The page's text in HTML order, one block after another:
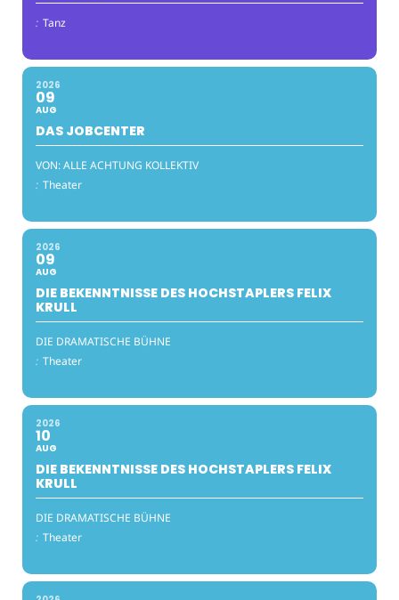
: Tanz
2026
09
AUG
DAS JOBCENTER
VON: ALLE ACHTUNG KOLLEKTIV
: Theater
2026
09
AUG
DIE BEKENNTNISSE DES HOCHSTAPLERS FELIX
KRULL
DIE DRAMATISCHE BÜHNE
: Theater
2026
10
AUG
DIE BEKENNTNISSE DES HOCHSTAPLERS FELIX
KRULL
DIE DRAMATISCHE BÜHNE
: Theater